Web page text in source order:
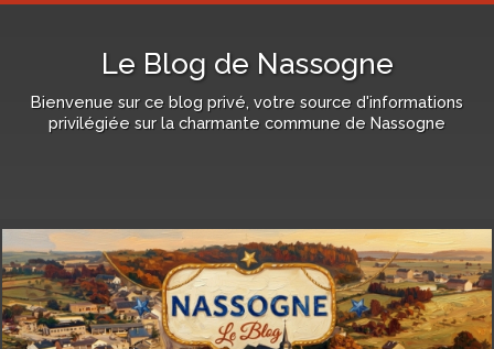
Le Blog de Nassogne
Bienvenue sur ce blog privé, votre source d'informations
privilégiée sur la charmante commune de Nassogne